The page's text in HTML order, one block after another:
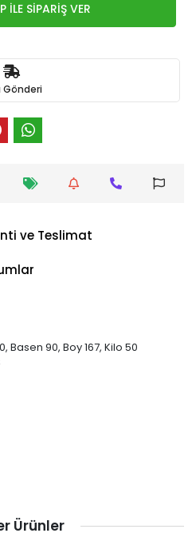
İLE SİPARİŞ VER
Gönderi
ve Teslimat
Basen 90, Boy 167, Kilo 50
Ürünler